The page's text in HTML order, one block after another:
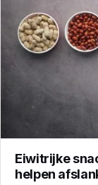
Eiwitrijke
helpen